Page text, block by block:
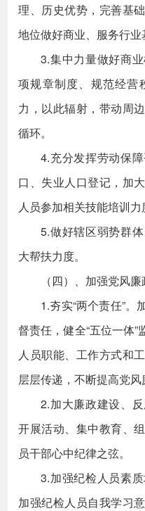
理、历史优势，完善基
地位做好商业、服务行业
3.集中力量做好商
项规章制度、规范经营
力，以此辐射，带动周
循环。
4.充分发挥劳动保
口、失业人口登记，加
人员参加相关技能培训力
5.做好辖区弱势群
大帮扶力度。
（四）、加强党风
1.夯实“两个责任”
督责任，健全“五位一体
人员职能、工作方式和
层层传递，不断提高党风
2.加大廉政建设、
开展活动、集中教育、
员干部心中纪律之弦。
3.加强纪检人员素
加强纪检人员自我学习